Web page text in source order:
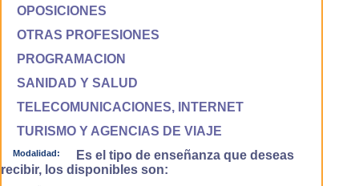
OPOSICIONES
OTRAS PROFESIONES
PROGRAMACION
SANIDAD Y SALUD
TELECOMUNICACIONES, INTERNET
TURISMO Y AGENCIAS DE VIAJE
Modalidad:
Es el tipo de enseñanza que deseas
recibir, los disponibles son: